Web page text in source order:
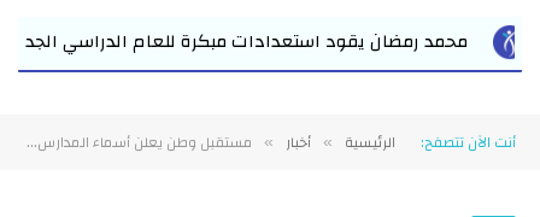
لقاء موسع يجمع نواب البرلمان والقيادات ا...
أنت الآن تتصفح: الرئيسية » أخبار » مستقبل وطن يعلن أسماء المدارس الفائزة بتصفيات أوائل الطلبة بالشرقية